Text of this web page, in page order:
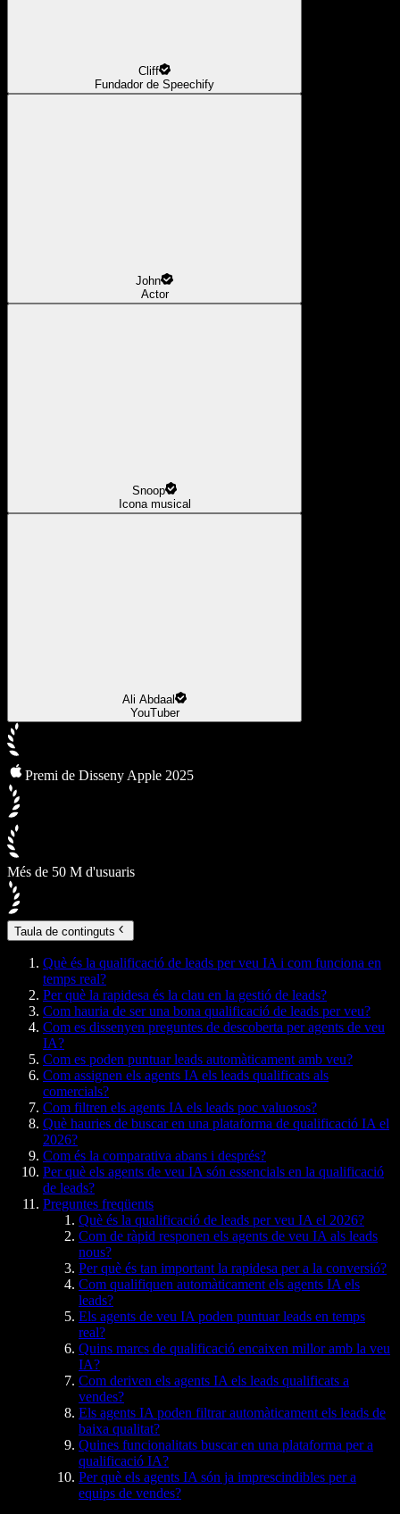
Cliff
Fundador de Speechify
John
Actor
Snoop
Icona musical
Ali Abdaal
YouTuber
Premi de Disseny Apple 2025
Més de 50 M d'usuaris
Taula de continguts
Què és la qualificació de leads per veu IA i com funciona en
temps real?
Per què la rapidesa és la clau en la gestió de leads?
Com hauria de ser una bona qualificació de leads per veu?
Com es dissenyen preguntes de descoberta per agents de veu
IA?
Com es poden puntuar leads automàticament amb veu?
Com assignen els agents IA els leads qualificats als
comercials?
Com filtren els agents IA els leads poc valuosos?
Què hauries de buscar en una plataforma de qualificació IA el
2026?
Com és la comparativa abans i després?
Per què els agents de veu IA són essencials en la qualificació
de leads?
Preguntes freqüents
Què és la qualificació de leads per veu IA el 2026?
Com de ràpid responen els agents de veu IA als leads
nous?
Per què és tan important la rapidesa per a la conversió?
Com qualifiquen automàticament els agents IA els
leads?
Els agents de veu IA poden puntuar leads en temps
real?
Quins marcs de qualificació encaixen millor amb la veu
IA?
Com deriven els agents IA els leads qualificats a
vendes?
Els agents IA poden filtrar automàticament els leads de
baixa qualitat?
Quines funcionalitats buscar en una plataforma per a
qualificació IA?
Per què els agents IA són ja imprescindibles per a
equips de vendes?